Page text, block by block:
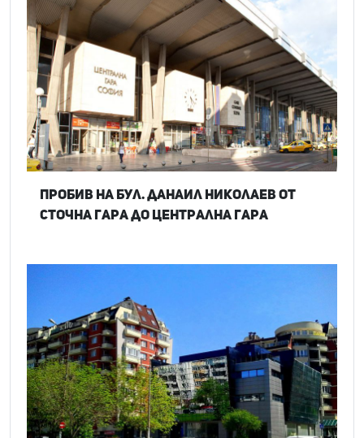
Пробив на бул. Данаил Николаев от
Сточна гара до Централна гара